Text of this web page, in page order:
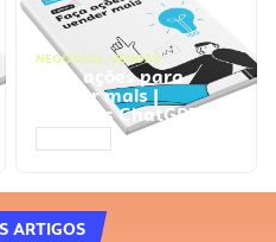
NEGÓCIOS, VENDAS
Faça ações para
vender mais |
Prompts ChatGPT
ARTIGOS